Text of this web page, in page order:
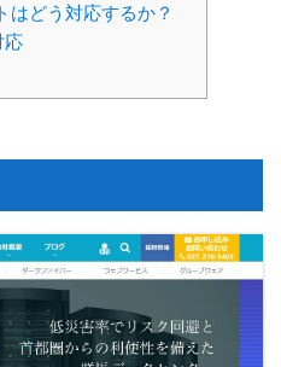
どう対応するか？
応